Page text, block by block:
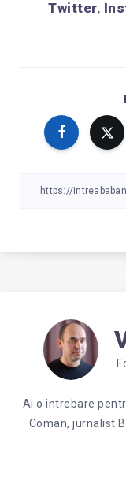
Twitter,
Ai o intrebare
Coman, jurnalist